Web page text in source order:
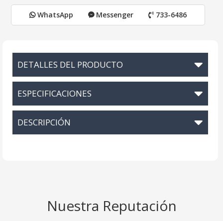
WhatsApp Messenger 733-6486
DETALLES DEL PRODUCTO
ESPECIFICACIONES
DESCRIPCIÓN
Nuestra Reputación